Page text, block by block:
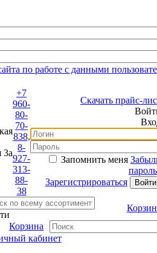
по работе с данными
+7
960-
80-
70-
838,
8-
927-
313-
88-
38
Скачать прайс-лист
Войти
Вход
Запомнить меня Забыли
пароль?
Зарегистрироваться
Корзина
Корзина
кабинет